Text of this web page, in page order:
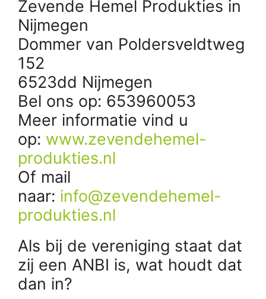
Zevende Hemel Produkties in
Nijmegen
Dommer van Poldersveldtweg
152
6523dd Nijmegen
Bel ons op: 653960053
Meer informatie vind u
op: www.zevendehemel-
produkties.nl
Of mail
naar: info@zevendehemel-
produkties.nl
Als bij de vereniging staat dat
zij een ANBI is, wat houdt dat
dan in?